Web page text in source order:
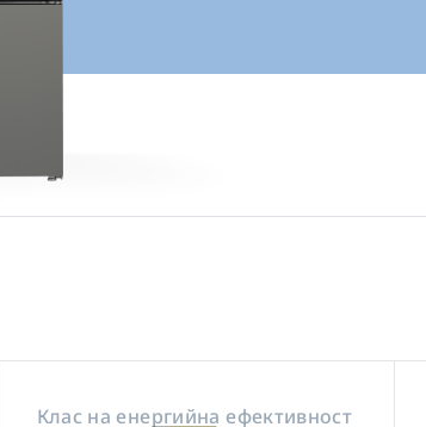
Клас на енергийна ефективност